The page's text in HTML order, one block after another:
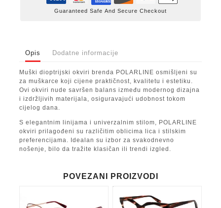
Guaranteed Safe And Secure Checkout
Opis Dodatne informacije
Muški dioptrijski okviri brenda POLARLINE osmišljeni su
za muškarce koji cijene praktičnost, kvalitetu i estetiku.
Ovi okviri nude savršen balans između modernog dizajna
i izdržljivih materijala, osiguravajući udobnost tokom
cijelog dana.
S elegantnim linijama i univerzalnim stilom, POLARLINE
okviri prilagođeni su različitim oblicima lica i stilskim
preferencijama. Idealan su izbor za svakodnevno
nošenje, bilo da tražite klasičan ili trendi izgled.
POVEZANI PROIZVODI